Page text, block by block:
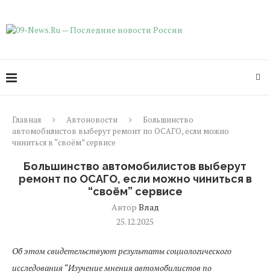
Главная Автоновости
Большинство
автомобилистов выберут ремонт по ОСАГО, если можно
чиниться в “своём” сервисе
Большинство автомобилистов выберут
ремонт по ОСАГО, если можно чиниться в
“своём” сервисе
Автор Влад
25.12.2025
Об этом свидетельствуют результаты социологического
исследования “Изучение мнения автомобилистов по